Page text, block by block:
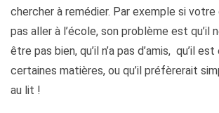
chercher à remédier. Par exemple si
pas aller à l’école, son problème est qu’il
être pas bien, qu’il n’a pas d’amis, qu’il
certaines matières, ou qu’il préfèrerait
au lit !